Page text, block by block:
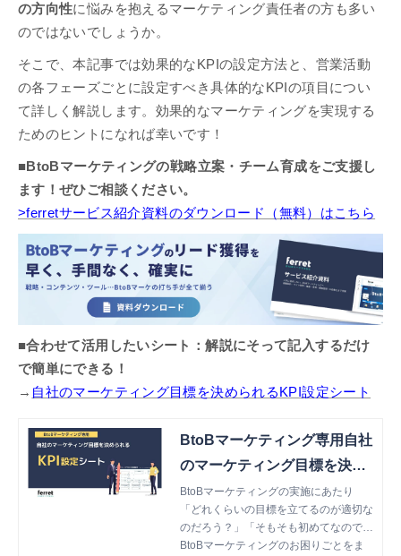
の方向性に悩みを抱えるマーケティング責任者の方も多い
のではないでしょうか。
そこで、本記事では効果的なKPIの設定方法と、営業活動
の各フェーズごとに設定すべき具体的なKPIの項目につい
て詳しく解説します。効果的なマーケティングを実現する
ためのヒントになれば幸いです！
■BtoBマーケティングの戦略立案・チーム育成をご支援し
ます！ぜひご相談ください。
>ferretサービス紹介資料のダウンロード（無料）はこちら
■合わせて活用したいシート：解説にそって記入するだけ
で簡単にできる！
→ 自社のマーケティング目標を決められるKPI設定シート
BtoBマーケティング専用自社
のマーケティング目標を決め
られるKPI設定ワークシート
BtoBマーケティングの実施にあたり
「どれくらいの目標を立てるのが適切な
のだろう？」「そもそも初めてなので考
え方が分からない」とお悩みではありま
BtoBマーケティングのお困りごとをま